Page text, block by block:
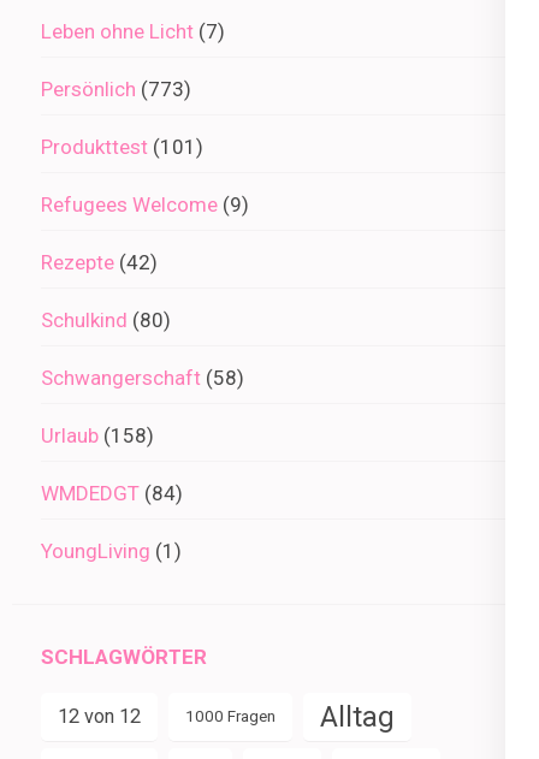
Leben ohne Licht (7)
Persönlich (773)
Produkttest (101)
Refugees Welcome (9)
Rezepte (42)
Schulkind (80)
Schwangerschaft (58)
Urlaub (158)
WMDEDGT (84)
YoungLiving (1)
SCHLAGWÖRTER
12 von 12 1000 Fragen Alltag